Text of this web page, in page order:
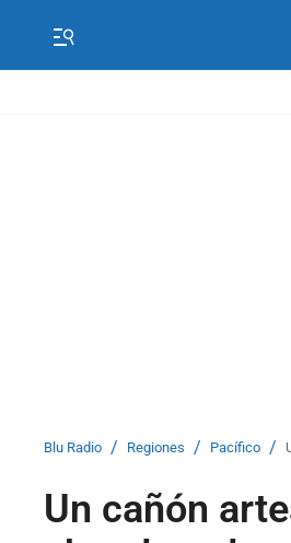
Blu Radio / Regiones / Pacífico /
Un cañón